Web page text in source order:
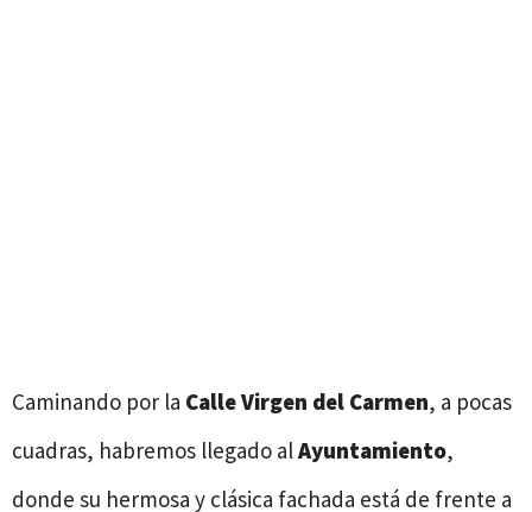
Caminando por la Calle Virgen del Carmen, a pocas
cuadras, habremos llegado alAyuntamiento,
donde su hermosa y clásica fachada está de frente a